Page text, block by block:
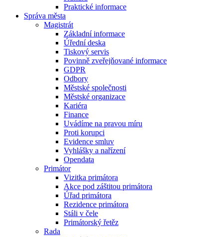
Praktické informace
Správa města
Magistrát
Základní informace
Úřední deska
Tiskový servis
Povinně zveřejňované informace
GDPR
Odbory
Městské společnosti
Městské organizace
Kariéra
Finance
Uvádíme na pravou míru
Proti korupci
Evidence smluv
Vyhlášky a nařízení
Opendata
Primátor
Vizitka primátora
Akce pod záštitou primátora
Úřad primátora
Rezidence primátora
Stáli v čele
Primátorský řetěz
Rada